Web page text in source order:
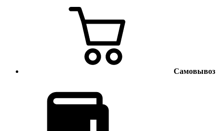
Самовывоз